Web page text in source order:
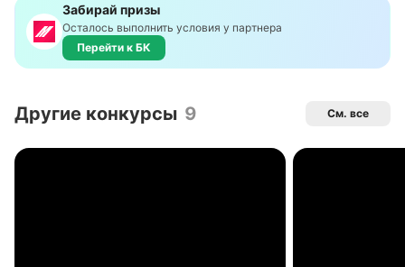
Забирай призы
Осталось выполнить условия у партнера
Перейти к БК
Другие конкурсы 9 См. все